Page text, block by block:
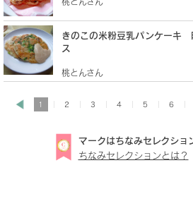
きのこの米粉豆乳パンケーキ
ス
桃とんさん
1 2 3 4 5 6
マークはちなみセレクショ
ちなみセレクションとは？